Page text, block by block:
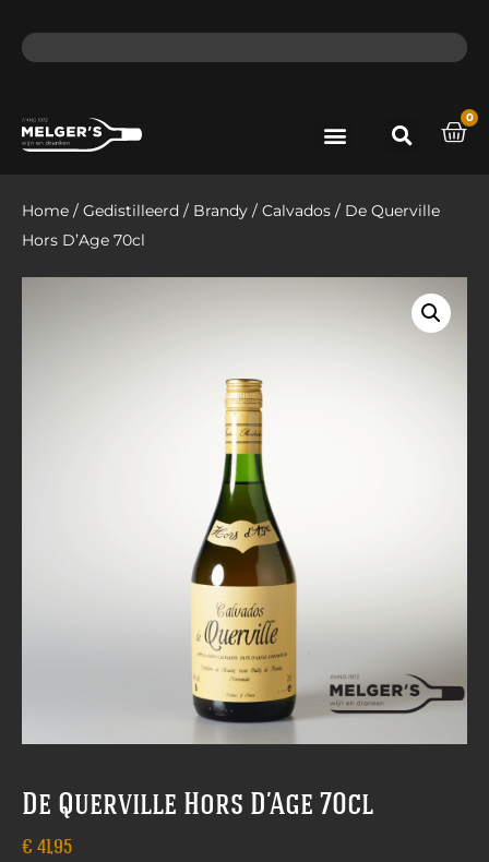
0
Home / Gedistilleerd / Brandy / Calvados / De Querville
Hors D’Age 70cl
De Querville Hors D’Age 70cl
€ 41,95